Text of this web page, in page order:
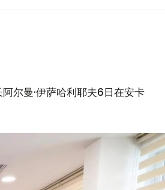
尔曼·伊萨哈利耶夫6日在安卡